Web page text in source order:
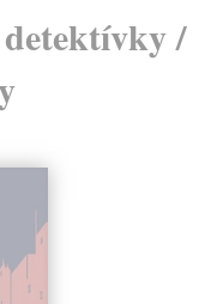
/